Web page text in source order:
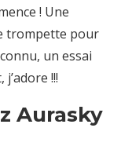
! Une
trompette pour
un essai
!!!
Aurasky